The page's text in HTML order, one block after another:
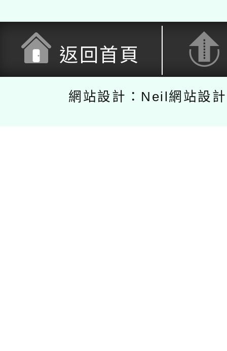
返回首頁
網站設計：Neil網站設